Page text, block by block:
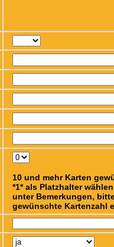
10 und mehr Karten
*1* als Platzhalter
unter Bemerkungen,
gewünschte Kartenzahl